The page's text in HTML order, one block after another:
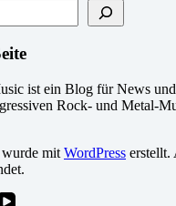
ist ein Blog für News
Rock- und Metal-
wurde mit WordPress erstellt.